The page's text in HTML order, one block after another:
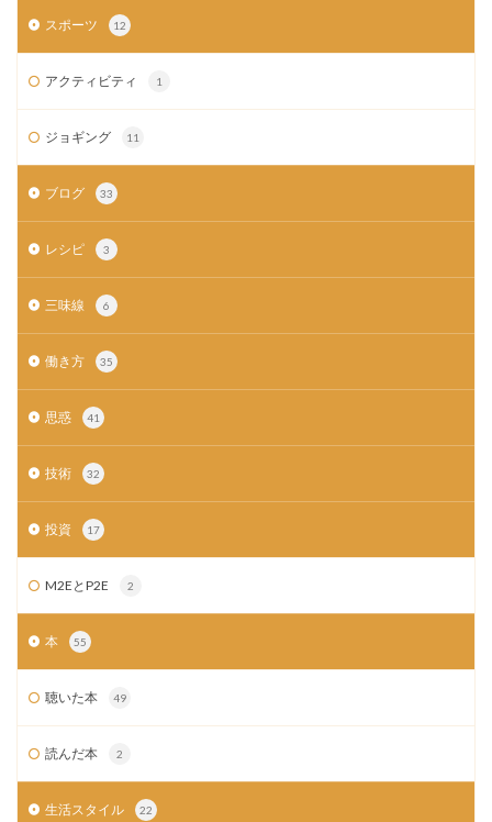
スポーツ 12
アクティビティ 1
ジョギング 11
ブログ 33
レシピ 3
三味線 6
働き方 35
思惑 41
技術 32
投資 17
M2EとP2E 2
本 55
聴いた本 49
読んだ本 2
生活スタイル 22